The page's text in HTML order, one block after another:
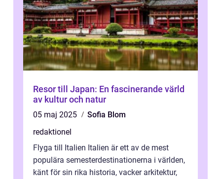
Resor till Japan: En fascinerande värld
av kultur och natur
05 maj 2025
Sofia Blom
redaktionel
Flyga till Italien Italien är ett av de mest
populära semesterdestinationerna i världen,
känt för sin rika historia, vacker arkitektur,